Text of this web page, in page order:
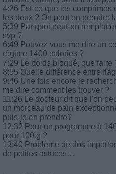
4:26 Est-ce que les comprimés
les deux ? On peut en prendre
5:39 Par quoi peut-on
svp ?
6:49 Pouvez-vous me dire un
régime 1400 calories ?
7:29 Le poids bloqué, que faire
8:55 Quelle différence entre
9:46 Une fois encore je
me dire comment les trouver ?
11:26 Le docteur dit que l'on
un morceau de pain
puis-je en prendre?
12:32 Pour un programme à
pour 100 g ?
13:40 Problème de dos
de petites astuces…